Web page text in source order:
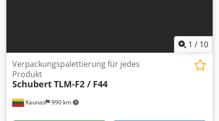
1 / 10
Kaunas 990 km
Verpackungspalettierung für jedes
Produkt
SchubertTLM-F2 / F44